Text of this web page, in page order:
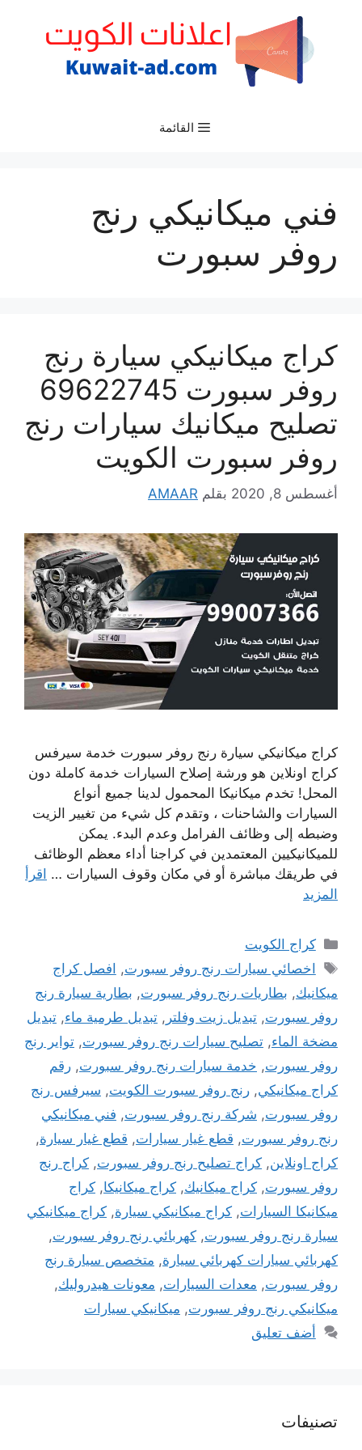
القائمة
فني ميكانيكي رنج
روفر سبورت
كراج ميكانيكي سيارة رنج
روفر سبورت 69622745
تصليح ميكانيك سيارات رنج
روفر سبورت الكويت
أغسطس 8, 2020 بقلم AMAAR
كراج ميكانيكي سيارة رنج روفر سبورت خدمة سيرفس
كراج اونلاين هو ورشة إصلاح السيارات خدمة كاملة دون
المحل! تخدم ميكانيكا المحمول لدينا جميع أنواع
السيارات والشاحنات ، وتقدم كل شيء من تغيير الزيت
وضبطه إلى وظائف الفرامل وعدم البدء. يمكن
للميكانيكيين المعتمدين في كراجنا أداء معظم الوظائف
في طريقك مباشرة أو في مكان وقوف السيارات … اقرأ
المزيد
التصنيفات
كراج الكويت
الوسوم
اخصائي سيارات رنج روفر سبورت, افصل كراج
ميكانيك, بطاريات رنج روفر سبورت, بطارية سيارة رنج
روفر سبورت, تبديل زيت وفلتر , تبديل طرمية ماء, تبديل
مضخة الماء, تصليح سيارات رنج روفر سبورت, تواير رنج
روفر سبورت, خدمة سيارات رنج روفر سبورت, رقم
كراج ميكانيكي, رنج روفر سبورت الكويت, سيرفس رنج
روفر سبورت, شركة رنج روفر سبورت, فني ميكانيكي
رنج روفر سبورت, قطع غيار سيارات, قطع غيار سيارة,
كراج اونلاين, كراج تصليح رنج روفر سبورت, كراج رنج
روفر سبورت, كراج ميكانيك, كراج ميكانيكا, كراج
ميكانيكا السيارات, كراج ميكانيكي سيارة, كراج ميكانيكي
سيارة رنج روفر سبورت, كهربائي رنج روفر سبورت,
كهربائي سيارات كهربائي سيارة, متخصص سيارة رنج
روفر سبورت, معدات السيارات, معونات هيدروليك,
ميكانيكي رنج روفر سبورت, ميكانيكي سيارات
أضف تعليق
تصنيفات